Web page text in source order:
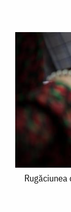
Rugăciunea